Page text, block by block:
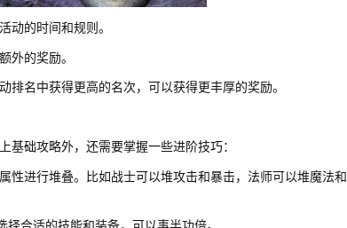
动的时间和规则。
外的奖励。
排名中获得更高的名次，可以获得更丰厚的奖励。
基础攻略外，还需要掌握一些进阶技巧：
性进行堆叠。比如战士可以堆攻击和暴击，法师可以堆魔法和
合适的技能和装备，可以事半功倍。